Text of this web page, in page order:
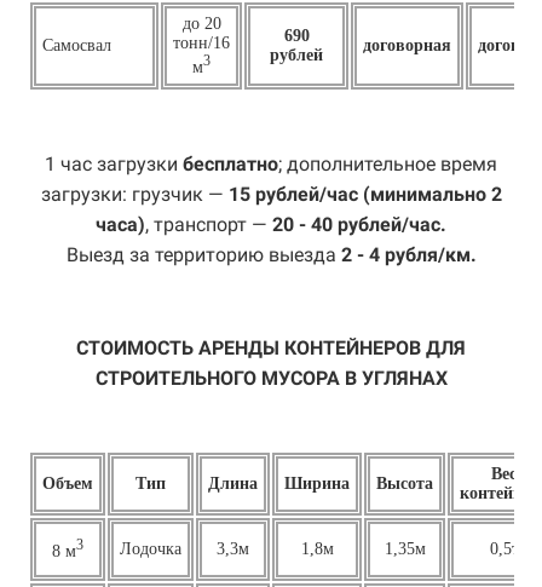
Самосвал
до 20
тонн/16
м3
690
рублей
договорная
1 час загрузки бесплатно; дополнительное время
загрузки: грузчик — 15 рублей/час (минимально 2
часа), транспорт — 20 - 40 рублей/час.
Выезд за территорию выезда 2 - 4 рубля/км.
СТОИМОСТЬ АРЕНДЫ КОНТЕЙНЕРОВ ДЛЯ
СТРОИТЕЛЬНОГО МУСОРА В УГЛЯНАХ
Объем Тип Длина Ширина Высота
Вес
8 м3 Лодочка 3,3м 1,8м 1,35м 0,5т